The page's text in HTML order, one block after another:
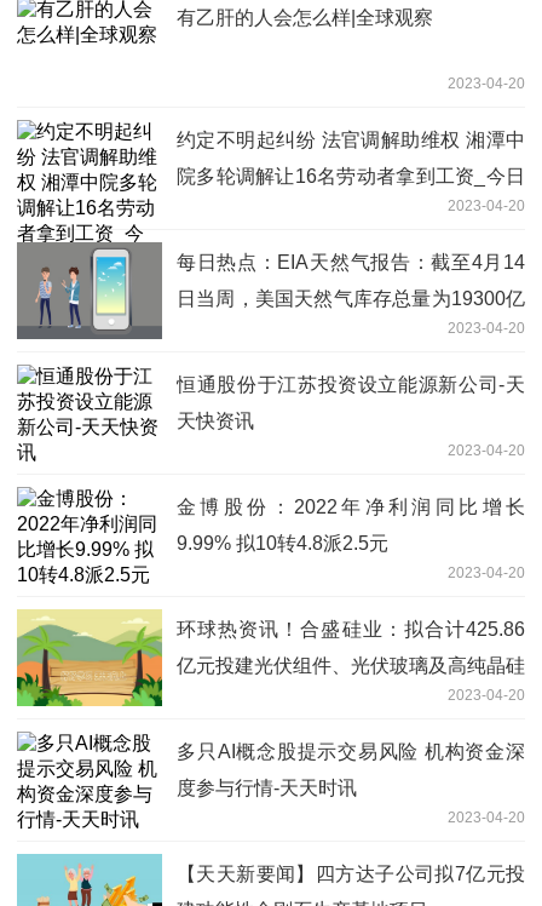
有乙肝的人会怎么样|全球观察
2023-04-20
约定不明起纠纷 法官调解助维权 湘潭中
院多轮调解让16名劳动者拿到工资_今日
2023-04-20
每日热点：EIA天然气报告：截至4月14
日当周，美国天然气库存总量为19300亿
立方英尺，较此前一周增加750亿立方英
尺，较去年同期增加4880亿立方英尺，
同比增幅33.8%，同时较5年均值高3290
2023-04-20
恒通股份于江苏投资设立能源新公司-天
天快资讯
2023-04-20
金博股份：2022年净利润同比增长
9.99% 拟10转4.8派2.5元
2023-04-20
环球热资讯！合盛硅业：拟合计425.86
亿元投建光伏组件、光伏玻璃及高纯晶硅
2023-04-20
多只AI概念股提示交易风险 机构资金深
度参与行情-天天时讯
2023-04-20
【天天新要闻】四方达子公司拟7亿元投